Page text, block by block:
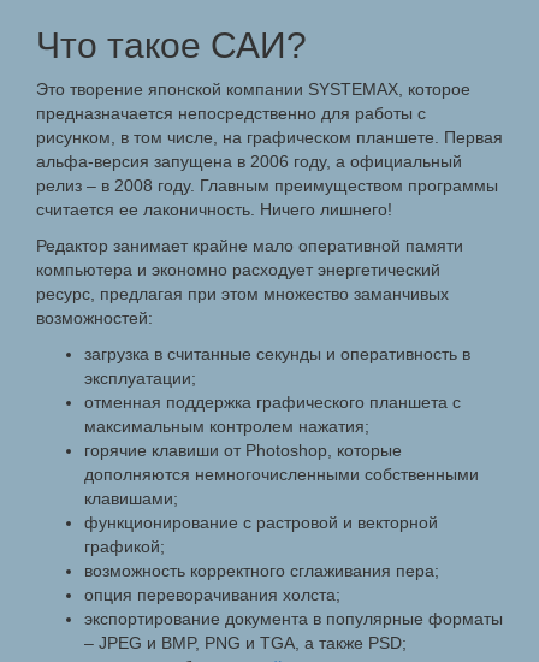
Что такое САИ?
Это творение японской компании SYSTEMAX, которое
предназначается непосредственно для работы с
рисунком, в том числе, на графическом планшете. Первая
альфа-версия запущена в 2006 году, а официальный
релиз – в 2008 году. Главным преимуществом программы
считается ее лаконичность. Ничего лишнего!
Редактор занимает крайне мало оперативной памяти
компьютера и экономно расходует энергетический
ресурс, предлагая при этом множество заманчивых
возможностей:
загрузка в считанные секунды и оперативность в
эксплуатации;
отменная поддержка графического планшета с
максимальным контролем нажатия;
горячие клавиши от Photoshop, которые
дополняются немногочисленными собственными
клавишами;
функционирование с растровой и векторной
графикой;
возможность корректного сглаживания пера;
опция переворачивания холста;
экспортирование документа в популярные форматы
– JPEG и BMP, PNG и TGA, а также PSD;